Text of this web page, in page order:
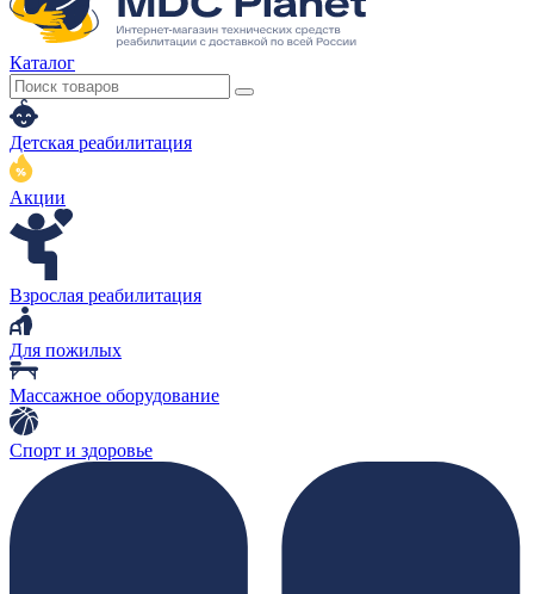
Каталог
Детская реабилитация
Акции
Взрослая реабилитация
Для пожилых
Массажное оборудование
Спорт и здоровье